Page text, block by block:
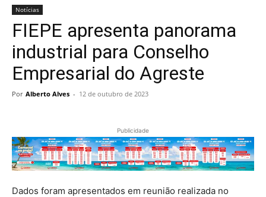
Alberto
Notícias
FIEPE apresenta panorama
industrial para Conselho
Empresarial do Agreste
Por Alberto Alves - 12 de outubro de 2023
Publicidade
Dados foram apresentados em reunião realizada no